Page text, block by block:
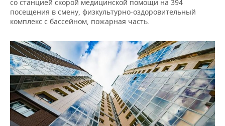
со станцией скорой медицинской помощи на 394
посещения в смену, физкультурно-оздоровительный
комплекс с бассейном, пожарная часть.